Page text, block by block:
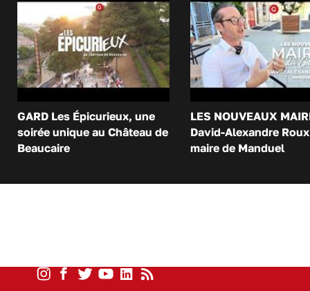
GARD Les Épicurieux, une
soirée unique au Château de
Beaucaire
LES NOUVEAUX
David-Alexandre
maire de Manduel